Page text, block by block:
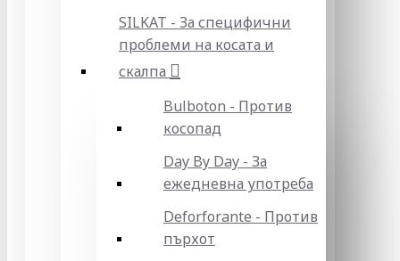
SILKAT - За специфични
проблеми на косата и
скалпа
Bulboton - Против
косопад
Day By Day - За
ежедневна употреба
Deforforante - Против
пърхот